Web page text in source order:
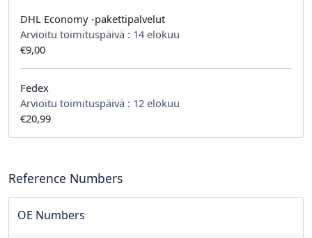
DHL Economy -pakettipalvelut
Arvioitu toimituspäivä : 14 elokuu
€9,00
Fedex
Arvioitu toimituspäivä : 12 elokuu
€20,99
Reference Numbers
OE Numbers